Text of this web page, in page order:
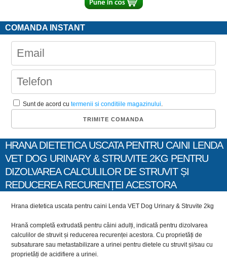
COMANDA INSTANT
Sunt de acord cutermenii si conditiile magazinului.
HRANA DIETETICA USCATA PENTRU CAINI LENDA
VET DOG URINARY & STRUVITE 2KG PENTRU
DIZOLVAREA CALCULILOR DE STRUVIT ȘI
REDUCEREA RECURENȚEI ACESTORA
Hrana dietetica uscata pentru caini Lenda VET Dog Urinary & Struvite 2kg
Hrană completă extrudată pentru câini adulți, indicată pentru dizolvarea
calculilor de struvit și reducerea recurenței acestora. Cu proprietăți de
subsaturare sau metastabilizare a urinei pentru dietele cu struvit și/sau cu
proprietăți de acidifiere a urinei.